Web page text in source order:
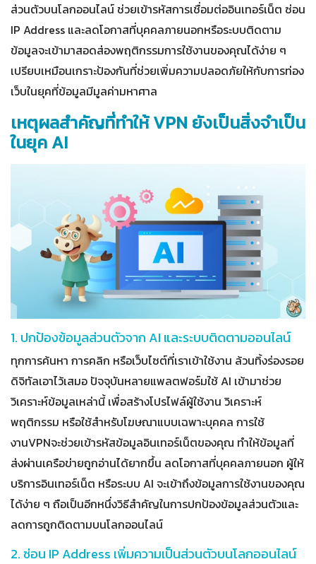
ส่วนตัวบนโลกออนไลน์ ช่วยเข้ารหัสการเชื่อมต่ออินเทอร์เน็ต ซ่อน
IP Address และลดโอกาสที่บุคคลภายนอกหรือระบบติดตาม
ข้อมูลจะเข้ามาสอดส่องพฤติกรรมการใช้งานของคุณได้ง่าย ๆ
เปรียบเหมือนเกราะป้องกันที่ช่วยเพิ่มความปลอดภัยให้กับการท่อง
เว็บในยุคที่ข้อมูลมีมูลค่ามหาศาล
เหตุผลสำคัญที่ทำให้ VPN ยังเป็นสิ่งจำเป็น
ในยุค AI
1. ปกป้องข้อมูลส่วนตัวจาก AI และระบบติดตามออนไลน์
ทุกการค้นหา การคลิก หรือเว็บไซต์ที่เราเข้าใช้งาน ล้วนทิ้งร่องรอย
ดิจิทัลเอาไว้เสมอ ปัจจุบันหลายแพลตฟอร์มใช้ AI เข้ามาช่วย
วิเคราะห์ข้อมูลเหล่านี้ เพื่อสร้างโปรไฟล์ผู้ใช้งาน วิเคราะห์
พฤติกรรม หรือใช้สำหรับโฆษณาแบบเฉพาะบุคคล การใช้
งานVPNจะช่วยเข้ารหัสข้อมูลอินเทอร์เน็ตของคุณ ทำให้ข้อมูลที่
ส่งผ่านเครือข่ายถูกอ่านได้ยากขึ้น ลดโอกาสที่บุคคลภายนอก ผู้ให้
บริการอินเทอร์เน็ต หรือระบบ AI จะเข้าถึงข้อมูลการใช้งานของคุณ
ได้ง่าย ๆ ถือเป็นอีกหนึ่งวิธีสำคัญในการปกป้องข้อมูลส่วนตัวและ
ลดการถูกติดตามบนโลกออนไลน์
2. ซ่อน IP Address เพิ่มความเป็นส่วนตัวบนโลกออนไลน์